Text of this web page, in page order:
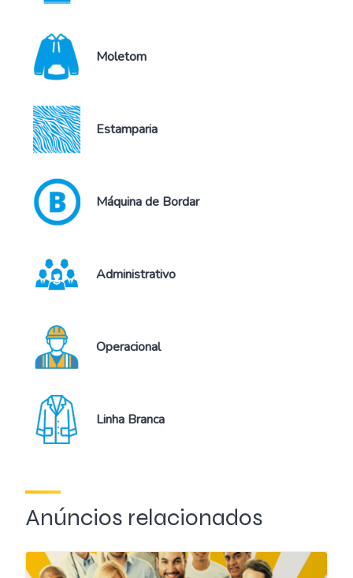
Moletom
Estamparia
Máquina de Bordar
Administrativo
Operacional
Linha Branca
Anúncios relacionados